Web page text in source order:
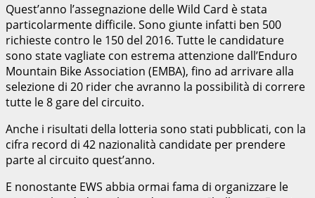
Quest’anno l’assegnazione delle Wild Card è stata
particolarmente difficile. Sono giunte infatti ben 500
richieste contro le 150 del 2016. Tutte le candidature
sono state vagliate con estrema attenzione dall’Enduro
Mountain Bike Association (EMBA), fino ad arrivare alla
selezione di 20 rider che avranno la possibilità di correre
tutte le 8 gare del circuito.
Anche i risultati della lotteria sono stati pubblicati, con la
cifra record di 42 nazionalità candidate per prendere
parte al circuito quest’anno.
E nonostante EWS abbia ormai fama di organizzare le